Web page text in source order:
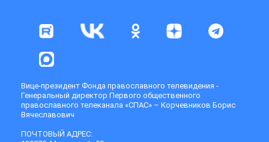
Вице-президент Фонда православного телевидения -
Генеральный директор Первого общественного
православного телеканала «СПАС» – Корчевников Борис
Вячеславович
ПОЧТОВЫЙ АДРЕС: